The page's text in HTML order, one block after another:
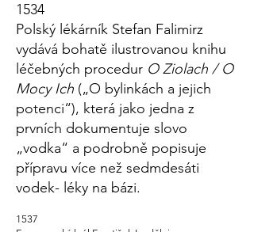
1534
Polský lékárník Stefan Falimirz
vydává bohatě ilustrovanou knihu
léčebných procedur O Ziolach / O
Mocy Ich („O bylinkách a jejich
potenci“), která jako jedna z
prvních dokumentuje slovo
„vodka“ a podrobně popisuje
přípravu více než sedmdesáti
vodek- léky na bázi.
1537